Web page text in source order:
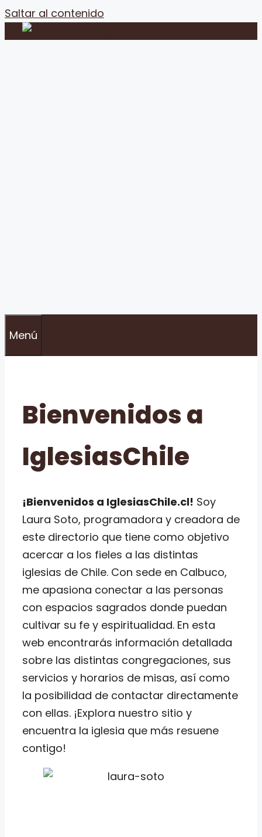
Saltar al contenido
Menú
Bienvenidos a
IglesiasChile
¡Bienvenidos a IglesiasChile.cl! Soy
Laura Soto, programadora y creadora de
este directorio que tiene como objetivo
acercar a los fieles a las distintas
iglesias de Chile. Con sede en Calbuco,
me apasiona conectar a las personas
con espacios sagrados donde puedan
cultivar su fe y espiritualidad. En esta
web encontrarás información detallada
sobre las distintas congregaciones, sus
servicios y horarios de misas, así como
la posibilidad de contactar directamente
con ellas. ¡Explora nuestro sitio y
encuentra la iglesia que más resuene
contigo!